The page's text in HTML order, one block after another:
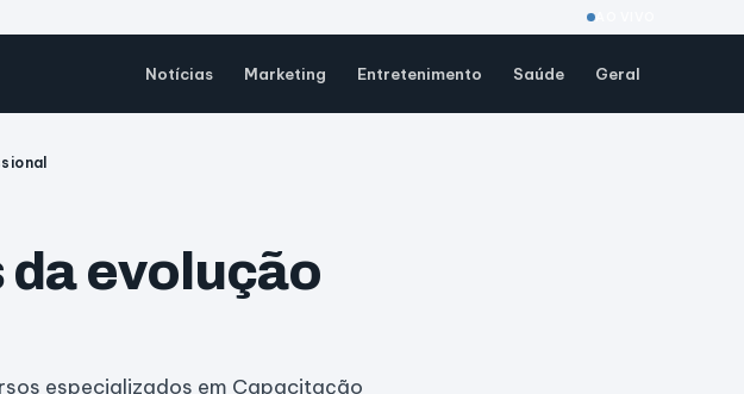
Notícias Marketing Entretenimento Saúde Geral
evolução
especializados em Capacitação